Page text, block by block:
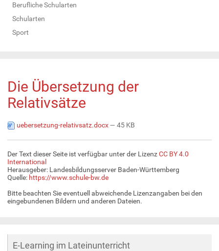
Berufliche Schularten
Schularten
Sport
Die Übersetzung der
Relativsätze
uebersetzung-relativsatz.docx— 45 KB
Der Text dieser Seite ist verfügbar unter der LizenzCC BY 4.0
International
Herausgeber: Landesbildungsserver Baden-Württemberg
Quelle: https://www.schule-bw.de
Bitte beachten Sie eventuell abweichende Lizenzangaben bei den
eingebundenen Bildern und anderen Dateien.
E-Learning im Lateinunterricht